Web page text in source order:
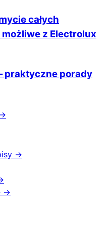
całych
z Electrolux
praktyczne porady
→
→